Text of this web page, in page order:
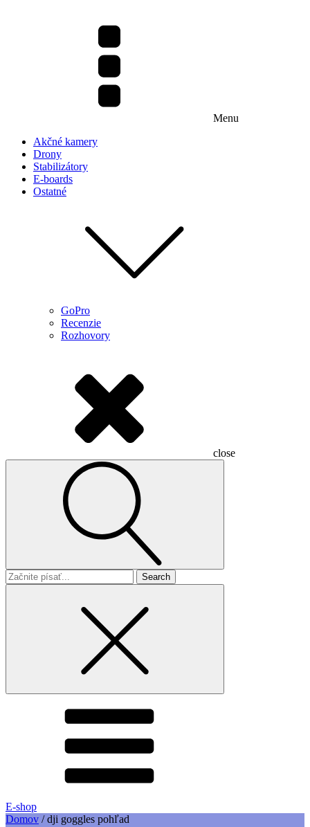
Menu
Akčné kamery
Drony
Stabilizátory
E-boards
Ostatné
GoPro
Recenzie
Rozhovory
close
Search
for
E-shop
Domov /dji goggles pohľad